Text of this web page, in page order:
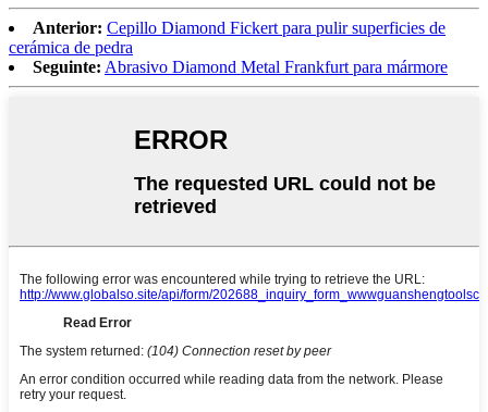
Anterior: Cepillo Diamond Fickert para pulir superficies de
cerámica de pedra
Seguinte: Abrasivo Diamond Metal Frankfurt para mármore